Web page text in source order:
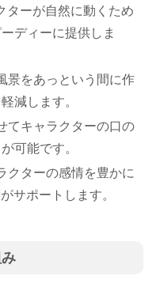
ターが自然に動くため
ディーに提供しま
景をあっという間に作
減します。
てキャラクターの口の
可能です。
クターの感情を豊かに
サポートします。